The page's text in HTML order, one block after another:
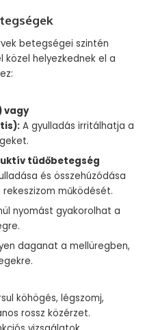
betegségei szintén
helyezkednek el a
vagy
A gyulladás irritálhatja a
tüdőbetegség
és összehúzódása
működését.
nyomást gyakorolhat a
daganat a mellüregben,
köhögés, légszomj,
rossz közérzet.